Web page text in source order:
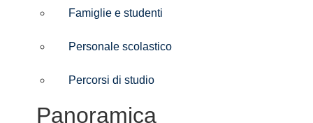
Famiglie e studenti
Personale scolastico
Percorsi di studio
Panoramica